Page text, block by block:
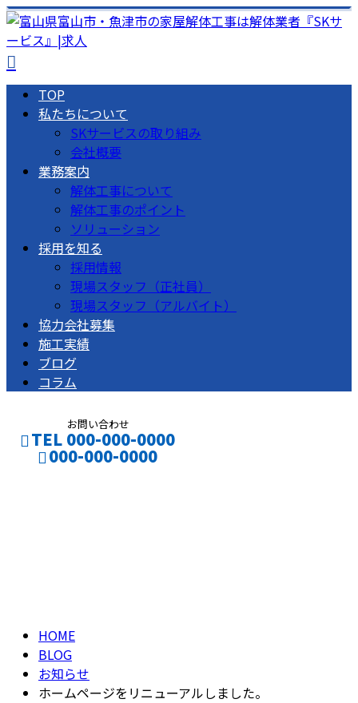
TOP
私たちについて
SKサービスの取り組み
会社概要
業務案内
解体工事について
解体工事のポイント
ソリューション
採用を知る
採用情報
現場スタッフ（正社員）
現場スタッフ（アルバイト）
協力会社募集
施工実績
ブログ
コラム
お問い合わせ
TEL 000-000-0000
000-000-0000
HOME
BLOG
お知らせ
ホームページをリニューアルしました。